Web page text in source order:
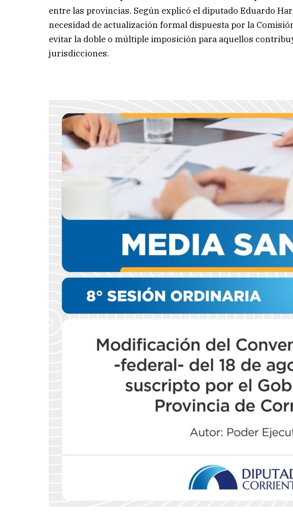
entre las provincias. Según explicó el diputado Eduardo
necesidad de actualización formal dispuesta por la
evitar la doble o múltiple imposición para aquellos
jurisdicciones.